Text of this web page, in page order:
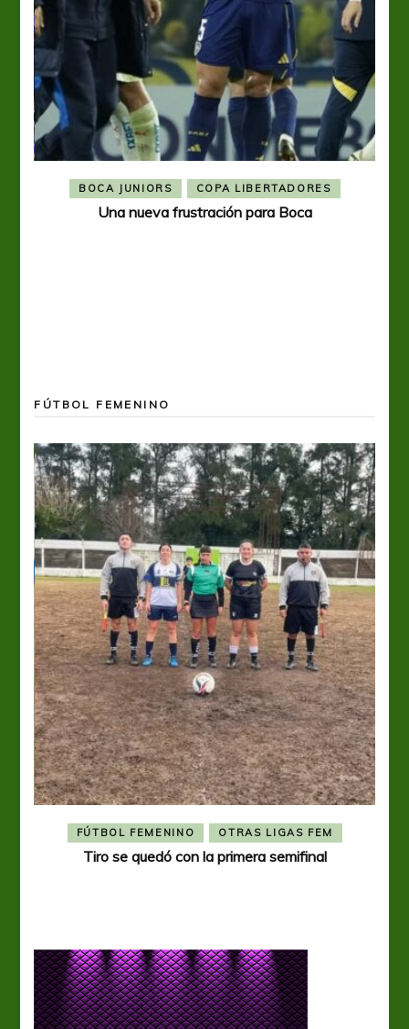
BOCA JUNIORS COPA LIBERTADORES
Una nueva frustración para Boca
FÚTBOL FEMENINO
FÚTBOL FEMENINO OTRAS LIGAS FEM
Tiro se quedó con la primera semifinal